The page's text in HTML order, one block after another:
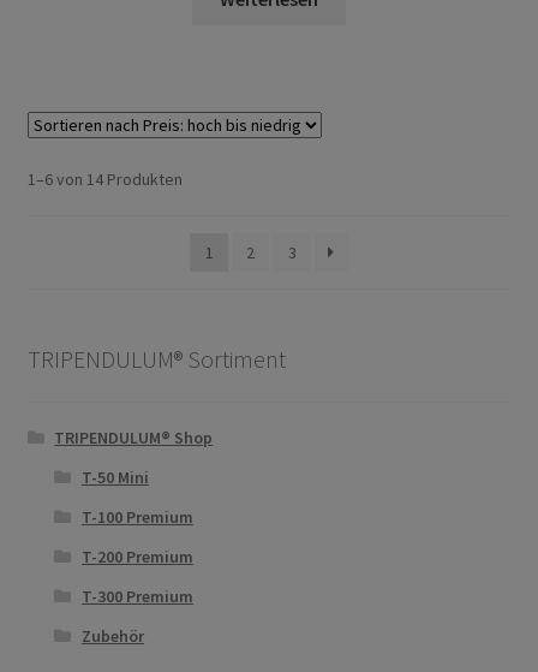
1–6 von 14 ProduktenNach
absteigend
1 2 3
TRIPENDULUM® Sortiment
TRIPENDULUM® Shop
T-50 Mini
T-100 Premium
T-200 Premium
T-300 Premium
Zubehör